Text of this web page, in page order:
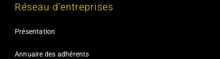
Réseau d’entreprises
Présentation
Annuaire des adhérents